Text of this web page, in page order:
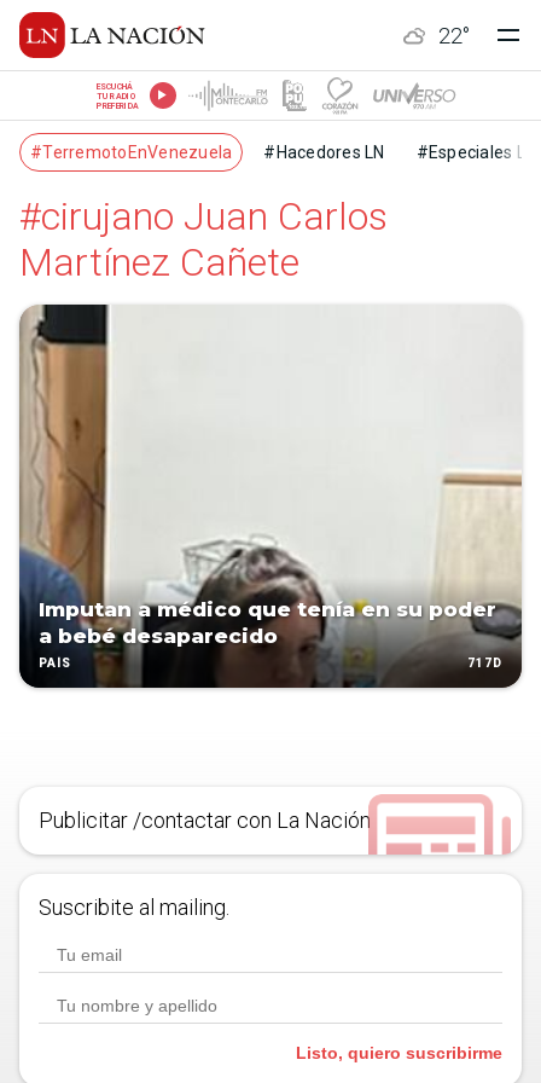
22°
ESCUCHÁ
TU RADIO
PREFERIDA
#TerremotoEnVenezuela #Hacedores LN #Especiales LN
#cirujano Juan Car­los
Martínez Cañete
Imputan a médico que tenía en su poder
a bebé desaparecido
PAÍS 717D
Publicitar /contactar con La Nación
Suscribite al mailing.
Listo, quiero suscribirme